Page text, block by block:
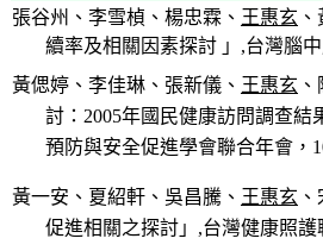
張谷州、李雪楨、楊忠霖、 王惠玄
續率及相關因素探討 」,台灣腦
黃偲婷、李佳琳、張新儀、 王惠玄
討：2005年國民健康訪問調查結
預防與安全促進學會聯合年會，
黃一安、夏紹軒、吳昌騰、 王惠玄
促進相關之探討」,台灣健康照